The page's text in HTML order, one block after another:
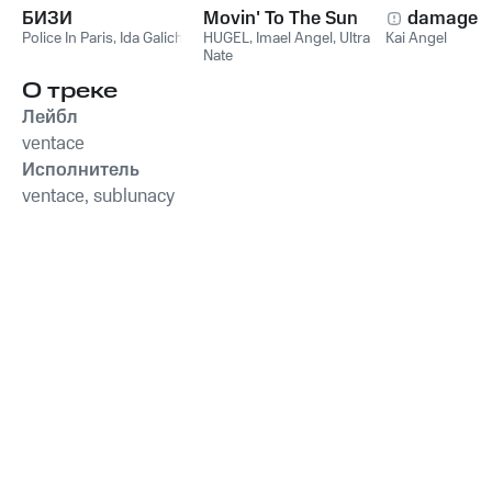
БИЗИ
Police In Paris, Ida Galich
Movin' To The Sun
HUGEL, Imael Angel, Ultra
Nate
damage
Kai Angel
О треке
Лейбл
ventace
Исполнитель
ventace, sublunacy